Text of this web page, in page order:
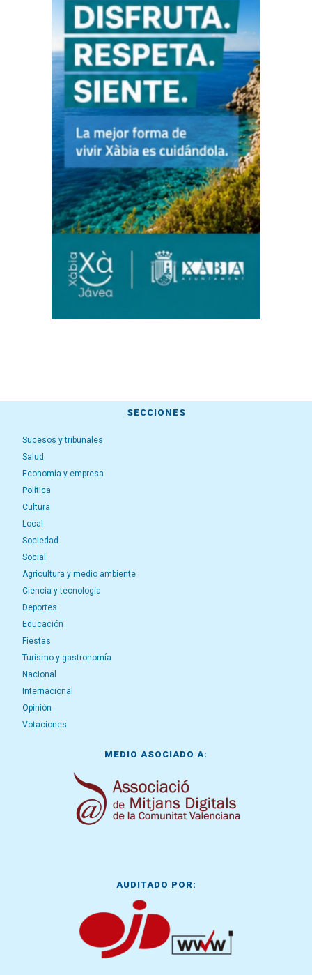
SECCIONES
Sucesos y tribunales
Salud
Economía y empresa
Política
Cultura
Local
Sociedad
Social
Agricultura y medio ambiente
Ciencia y tecnología
Deportes
Educación
Fiestas
Turismo y gastronomía
Nacional
Internacional
Opinión
Votaciones
MEDIO ASOCIADO A:
AUDITADO POR: